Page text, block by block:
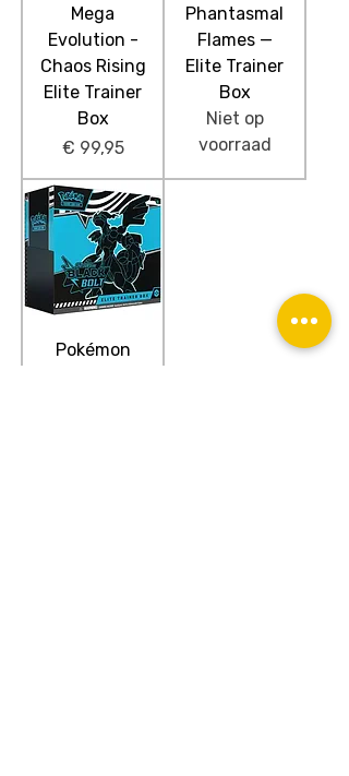
Mega
Evolution -
Chaos Rising
Elite Trainer
Box
Prijs
€ 99,95
Phantasmal
Flames —
Elite Trainer
Box
Niet op
voorraad
Pokémon